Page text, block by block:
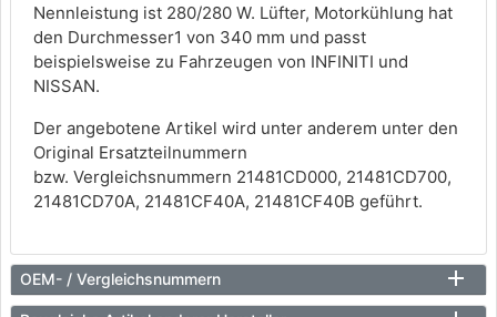
Nennleistung ist 280/280 W. Lüfter, Motorkühlung hat
den Durchmesser1 von 340 mm und passt
beispielsweise zu Fahrzeugen von INFINITI und
NISSAN.
Der angebotene Artikel wird unter anderem unter den
Original Ersatzteilnummern
bzw. Vergleichsnummern 21481CD000, 21481CD700,
21481CD70A, 21481CF40A, 21481CF40B geführt.
OEM- / Vergleichsnummern